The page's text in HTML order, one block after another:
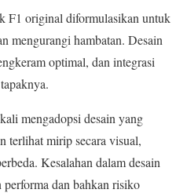
F1 original diformulasikan untuk
mengurangi hambatan. Desain
optimal, dan integrasi
mengadopsi desain yang
terlihat mirip secara visual,
Kesalahan dalam desain
performa dan bahkan risiko